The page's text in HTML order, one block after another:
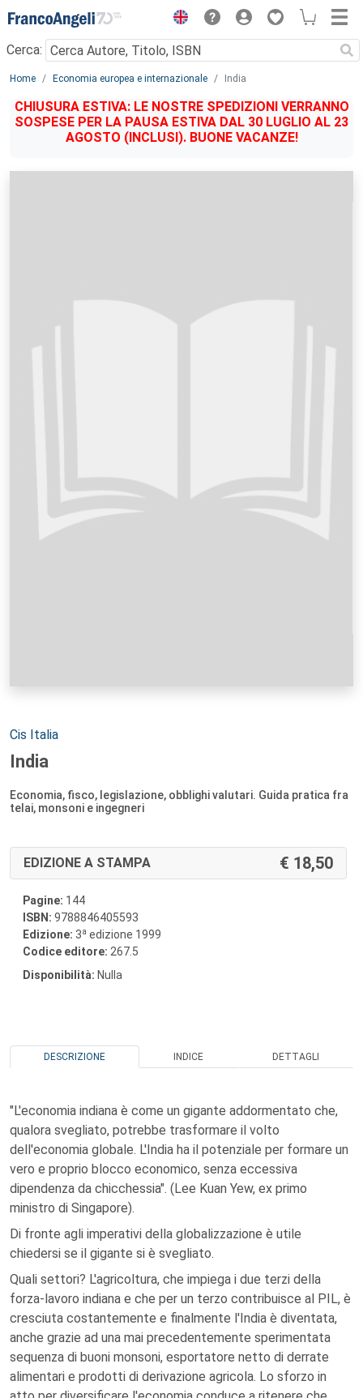
Menu
Cerca:
Main content
Home Economia europea e internazionale India
CHIUSURA ESTIVA: LE NOSTRE SPEDIZIONI VERRANNO
SOSPESE PER LA PAUSA ESTIVA DAL 30 LUGLIO AL 23
AGOSTO (INCLUSI). BUONE VACANZE!
Autori:
Cis Italia
India
Economia, fisco, legislazione, obblighi valutari. Guida pratica fra
telai, monsoni e ingegneri
EDIZIONE A STAMPA 18,50
Pagine: 144
ISBN: 9788846405593
Edizione: 3a edizione 1999
Codice editore: 267.5
Disponibilità: Nulla
DESCRIZIONE INDICE DETTAGLI
"L'economia indiana è come un gigante addormentato che,
qualora svegliato, potrebbe trasformare il volto
dell'economia globale. L'India ha il potenziale per formare un
vero e proprio blocco economico, senza eccessiva
dipendenza da chicchessia". (Lee Kuan Yew, ex primo
ministro di Singapore).
Di fronte agli imperativi della globalizzazione è utile
chiedersi se il gigante si è svegliato.
Quali settori? L'agricoltura, che impiega i due terzi della
forza-lavoro indiana e che per un terzo contribuisce al PIL, è
cresciuta costantemente e finalmente l'India è diventata,
anche grazie ad una mai precedentemente sperimentata
sequenza di buoni monsoni, esportatore netto di derrate
alimentari e prodotti di derivazione agricola. Lo sforzo in